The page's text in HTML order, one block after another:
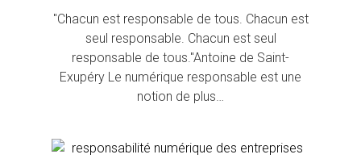
"Chacun est responsable de tous. Chacun est
seul responsable. Chacun est seul
responsable de tous."Antoine de Saint-
Exupéry Le numérique responsable est une
notion de plus…